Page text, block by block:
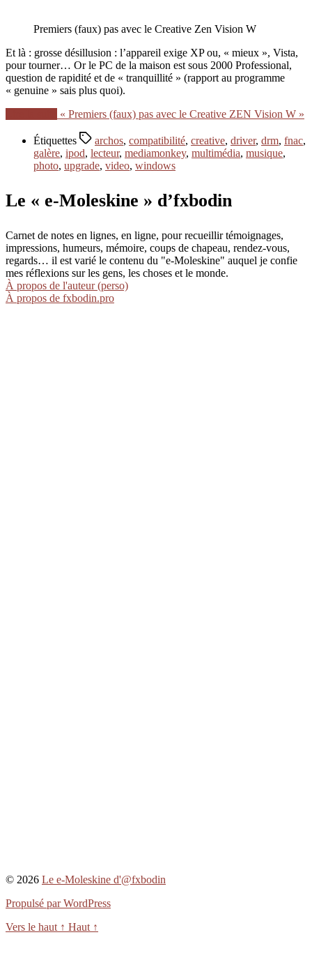
Premiers (faux) pas avec le Creative Zen Vision W
Et là : grosse désillusion : l’appareil exige XP ou, « mieux », Vista,
pour tourner… Or le PC de la maison est sous 2000 Professional,
question de rapidité et de « tranquillité » (rapport au programme
« genuine » sais plus quoi).
« Premiers (faux) pas avec le Creative ZEN Vision W »
Étiquettes archos, compatibilité, creative, driver, drm, fnac,
galère, ipod, lecteur, mediamonkey, multimédia, musique,
photo, upgrade, video, windows
Le « e-Moleskine » d’fxbodin
Carnet de notes en lignes, en ligne, pour recueillir témoignages,
impressions, humeurs, mémoire, coups de chapeau, rendez-vous,
regards… il est varié le contenu du "e-Moleskine" auquel je confie
mes réflexions sur les gens, les choses et le monde.
À propos de l'auteur (perso)
À propos de fxbodin.pro
© 2026 Le e-Moleskine d'@fxbodin
Propulsé par WordPress
Vers le haut ↑ Haut ↑